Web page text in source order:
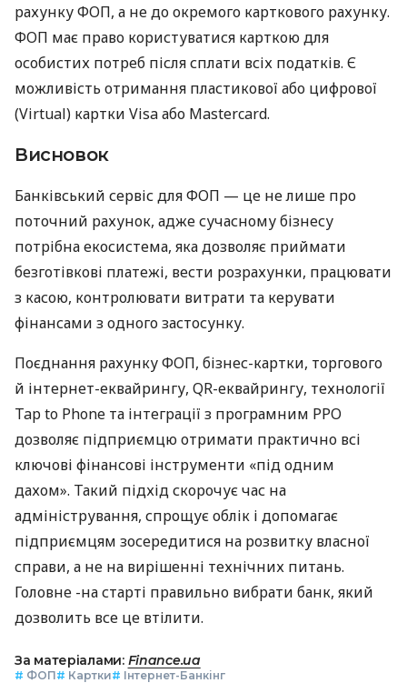
рахунку ФОП, а не до окремого карткового рахунку.
ФОП має право користуватися карткою для
особистих потреб після сплати всіх податків. Є
можливість отримання пластикової або цифрової
(Virtual) картки Visa або Mastercard.
Висновок
Банківський сервіс для ФОП — це не лише про
поточний рахунок, адже сучасному бізнесу
потрібна екосистема, яка дозволяє приймати
безготівкові платежі, вести розрахунки, працювати
з касою, контролювати витрати та керувати
фінансами з одного застосунку.
Поєднання рахунку ФОП, бізнес-картки, торгового
й інтернет-еквайрингу, QR-еквайрингу, технології
Tap to Phone та інтеграції з програмним РРО
дозволяє підприємцю отримати практично всі
ключові фінансові інструменти «під одним
дахом». Такий підхід скорочує час на
адміністрування, спрощує облік і допомагає
підприємцям зосередитися на розвитку власної
справи, а не на вирішенні технічних питань.
Головне -на старті правильно вибрати банк, який
дозволить все це втілити.
За матеріалами: Finance.ua
# ФОП# Картки# Інтернет-Банкінг